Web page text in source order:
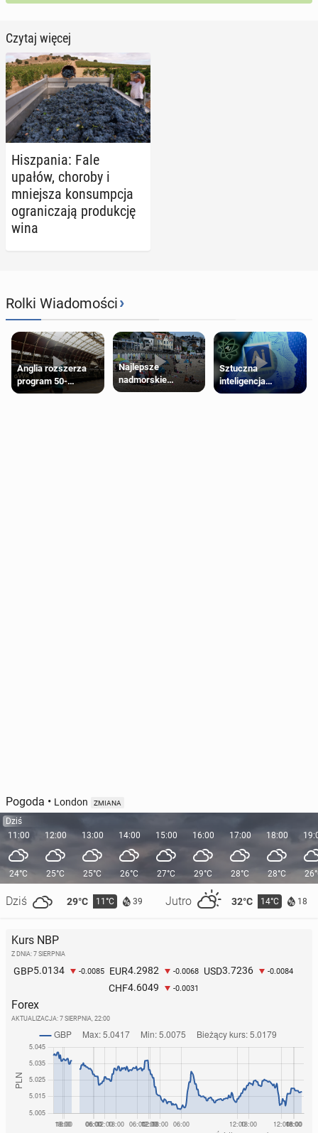
Czytaj więcej
Hisz­pa­nia: Fale
upałów, choroby i
mniej­sza kon­sump­cja
ogra­ni­cza­ją pro­duk­cję
wina
Rolki Wiadomości›
Anglia rozszerza
program 50-
procentowych
Najlepsze
nadmorskie
miasteczko blisko
Sztuczna
inteligencja
próbowała oszukać
Pogoda • London ZMIANA
Dziś
11:00
24°C
Dziś 29°C 11°C 39 Jutro 32°C 14°C 18
12:00
25°C
13:00
25°C
14:00
26°C
15:00
27°C
16:00
29°C
17:00
28°C
18:00
28°C
Kurs NBP
Z DNIA: 7 SIERPNIA
GBP5.0134 -0.0085 EUR4.2982 -0.0068 USD3.7236 -0.0084
CHF4.6049 -0.0031
Forex
AKTUALIZACJA: 7 SIERPNIA, 22:00